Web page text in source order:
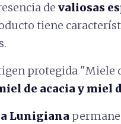
de valiosas
tiene
protegida "Miele
de acacia y miel
Lunigiana